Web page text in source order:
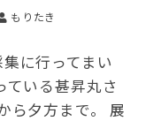
もりたき
に行ってまい
ている甚昇丸さ
ら夕方まで。 展